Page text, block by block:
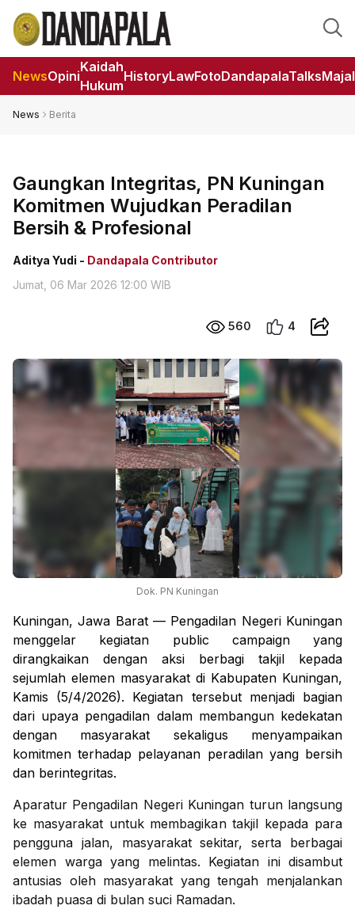
NewsOpini
Kaidah
Hukum
HistoryLawFotoDandapalaTalks
News Berita
Gaungkan Integritas, PN Kuningan
Komitmen Wujudkan Peradilan
Bersih & Profesional
Aditya Yudi - Dandapala Contributor
Jumat, 06 Mar 2026 12:00 WIB
560 4
Dok. PN Kuningan
Kuningan, Jawa Barat — Pengadilan Negeri Kuningan
menggelar kegiatan public campaign yang
dirangkaikan dengan aksi berbagi takjil kepada
sejumlah elemen masyarakat di Kabupaten Kuningan,
Kamis (5/4/2026). Kegiatan tersebut menjadi bagian
dari upaya pengadilan dalam membangun kedekatan
dengan masyarakat sekaligus menyampaikan
komitmen terhadap pelayanan peradilan yang bersih
dan berintegritas.
Aparatur Pengadilan Negeri Kuningan turun langsung
ke masyarakat untuk membagikan takjil kepada para
pengguna jalan, masyarakat sekitar, serta berbagai
elemen warga yang melintas. Kegiatan ini disambut
antusias oleh masyarakat yang tengah menjalankan
ibadah puasa di bulan suci Ramadan.